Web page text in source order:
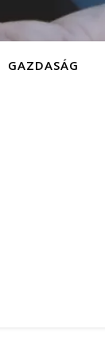
GAZDASÁG